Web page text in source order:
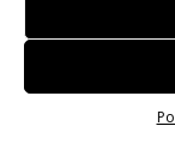
Lancia